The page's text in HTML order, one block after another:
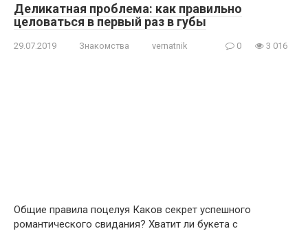
Деликатная проблема: как правильно
целоваться в первый раз в губы
29.07.2019 Знакомства vernatnik 0 3 016
Общие правила поцелуя Каков секрет успешного
романтического свидания? Хватит ли букета с